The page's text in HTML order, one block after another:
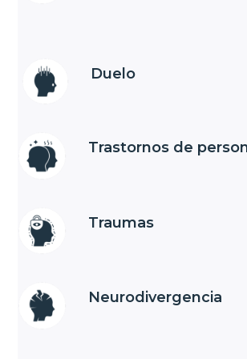
Duelo
Trastornos de
Traumas
Neurodivergencia